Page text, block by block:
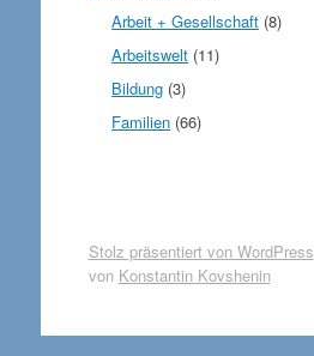
Arbeit + Gesellschaft (8)
Arbeitswelt (11)
Bildung (3)
Familien (66)
Stolz präsentiert von WordPress
von Konstantin Kovshenin